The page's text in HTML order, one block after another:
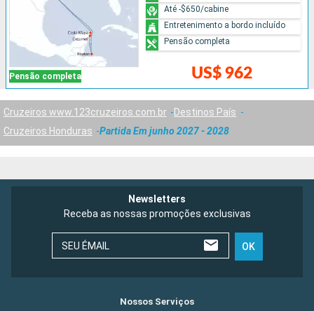
Pensão completa US$ 962
Até -$650/cabine
Entretenimento a bordo incluído
Pensão completa
Cruzeiros www.123cruzeiros.com.br
Destinos País
Cruzeiros Honduras
Partida Em junho 2027 - 2028
Newsletters
Receba as nossas promoções exclusivas
SEU ÉMAIL OK
Nossos Serviços